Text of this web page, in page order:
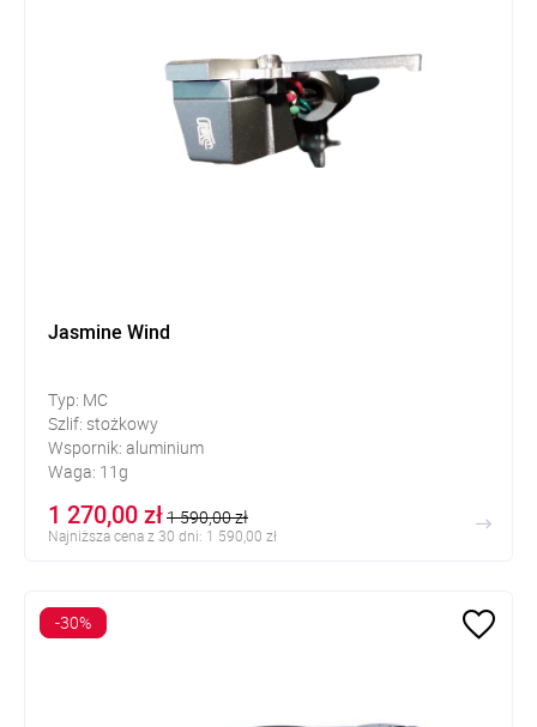
Jasmine Wind
Typ: MC
Szlif: stożkowy
Wspornik: aluminium
Waga: 11g
1 270,00 zł1 590,00 zł
Najniższa cena z 30 dni: 1 590,00 zł
-30%